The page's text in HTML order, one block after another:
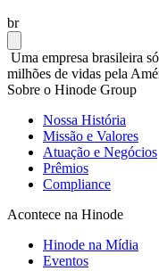
br
Uma empresa brasileira
milhões de vidas pela
Sobre o Hinode Group
Nossa História
Missão e Valores
Atuação e Negócios
Prêmios
Compliance
Acontece na Hinode
Hinode na Mídia
Eventos